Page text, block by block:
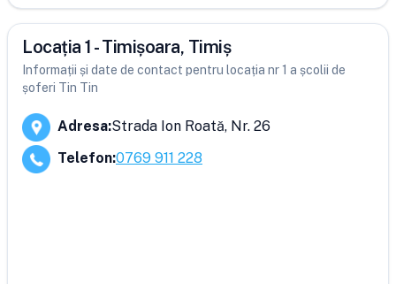
Locația 1 - Timișoara, Timiș
Informații și date de contact pentru locația nr 1 a școlii de
șoferi Tin Tin
Adresa:Strada Ion Roată, Nr. 26
Telefon:0769 911 228